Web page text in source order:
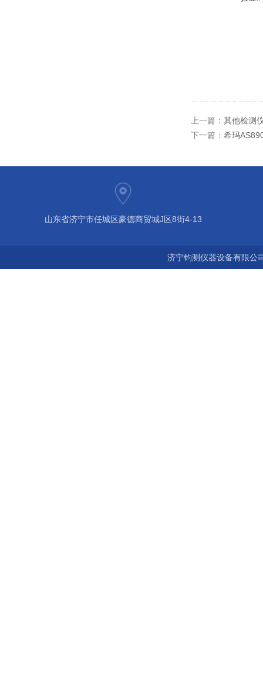
上一篇： 其他检测
下一篇： 希玛
山东省济宁市任城区豪德商贸城J区8街4-13
济宁钧测仪器设备有限